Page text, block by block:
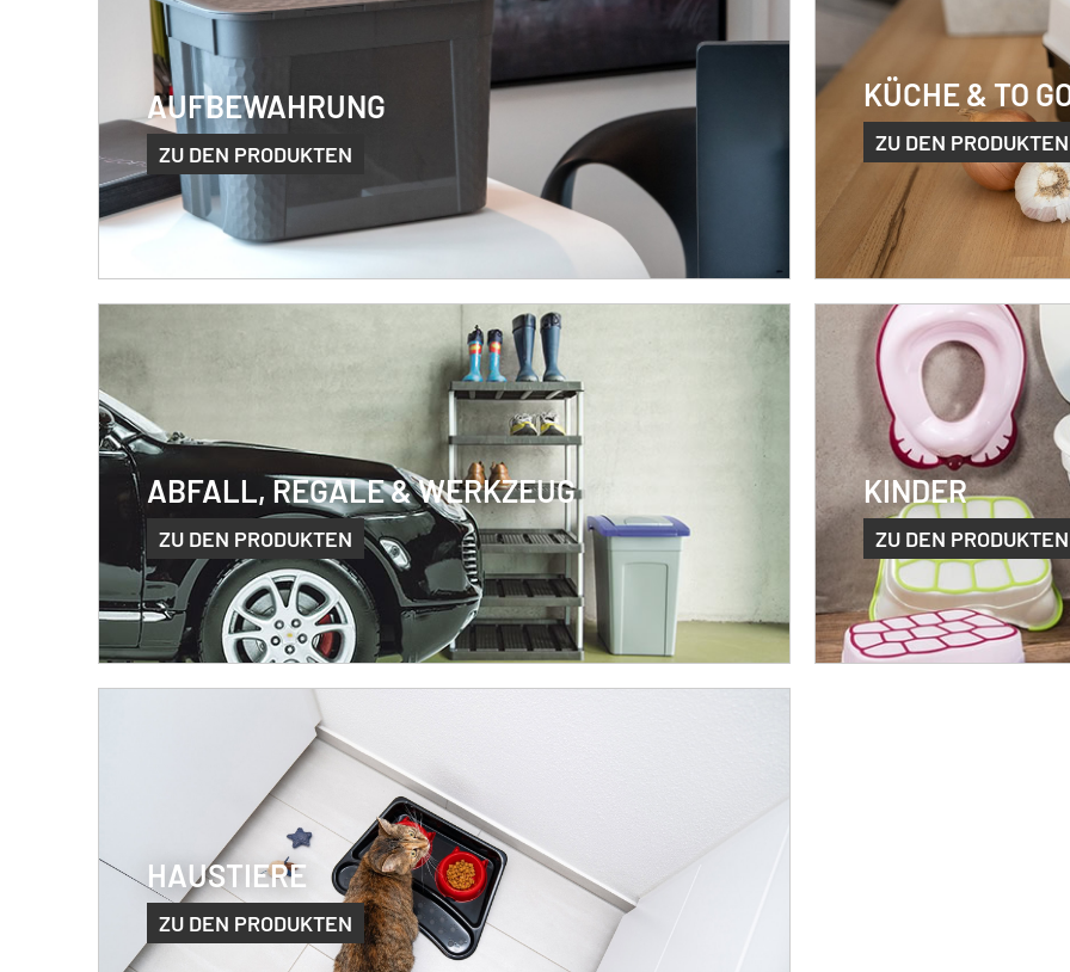
AUFBEWAHRUNG
ZU DEN PRODUKTEN
KÜCHE & TO
ZU DEN PRODUKTEN
ABFALL, REGALE & WERKZEUG
ZU DEN PRODUKTEN
KINDER
ZU DEN PRODUKTEN
HAUSTIERE
ZU DEN PRODUKTEN